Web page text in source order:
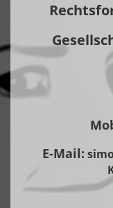
E-Mail: